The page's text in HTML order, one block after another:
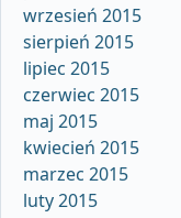
wrzesień 2015
sierpień 2015
lipiec 2015
czerwiec 2015
maj 2015
kwiecień 2015
marzec 2015
luty 2015